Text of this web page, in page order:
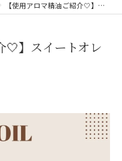
【使用アロマ精油ご紹介🤍】スイートオレンジ
🤍】スイートオレ